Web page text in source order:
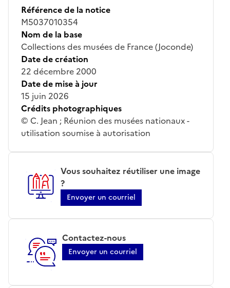
Référence de la notice
M5037010354
Nom de la base
Collections des musées de France (Joconde)
Date de création
22 décembre 2000
Date de mise à jour
15 juin 2026
Crédits photographiques
© C. Jean ; Réunion des musées nationaux -
utilisation soumise à autorisation
Vous souhaitez réutiliser une image
?
Envoyer un courriel
Contactez-nous
Envoyer un courriel